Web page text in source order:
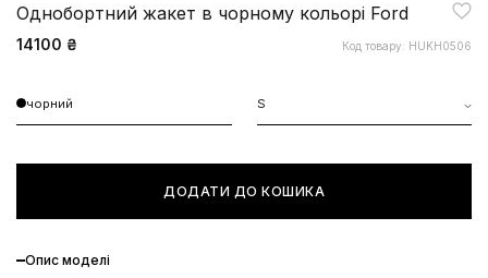
Однобортний жакет в чорному кольорі Ford
14100 ₴ Код товару: HUKH0506
чорний S
ДОДАТИ ДО КОШИКА
Опис моделі